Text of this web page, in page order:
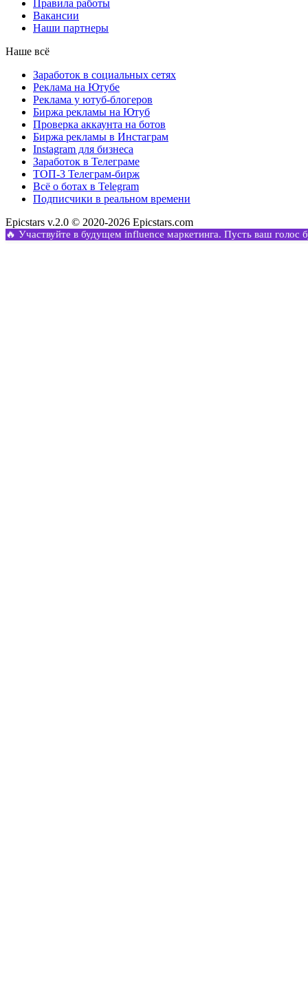
Правила работы
Вакансии
Наши партнеры
Наше всё
Заработок в социальных сетях
Реклама на Ютубе
Реклама у ютуб-блогеров
Биржа рекламы на Ютуб
Проверка аккаунта на ботов
Биржа рекламы в Инстаграм
Instagram для бизнеса
Заработок в Телеграме
ТОП-3 Телеграм-бирж
Всё о ботах в Telegram
Подписчики в реальном времени
Epicstars v.2.0 © 2020-2026 Epicstars.com
🔥 Участвуйте в будущем influence маркетинга. Пусть ваш голос